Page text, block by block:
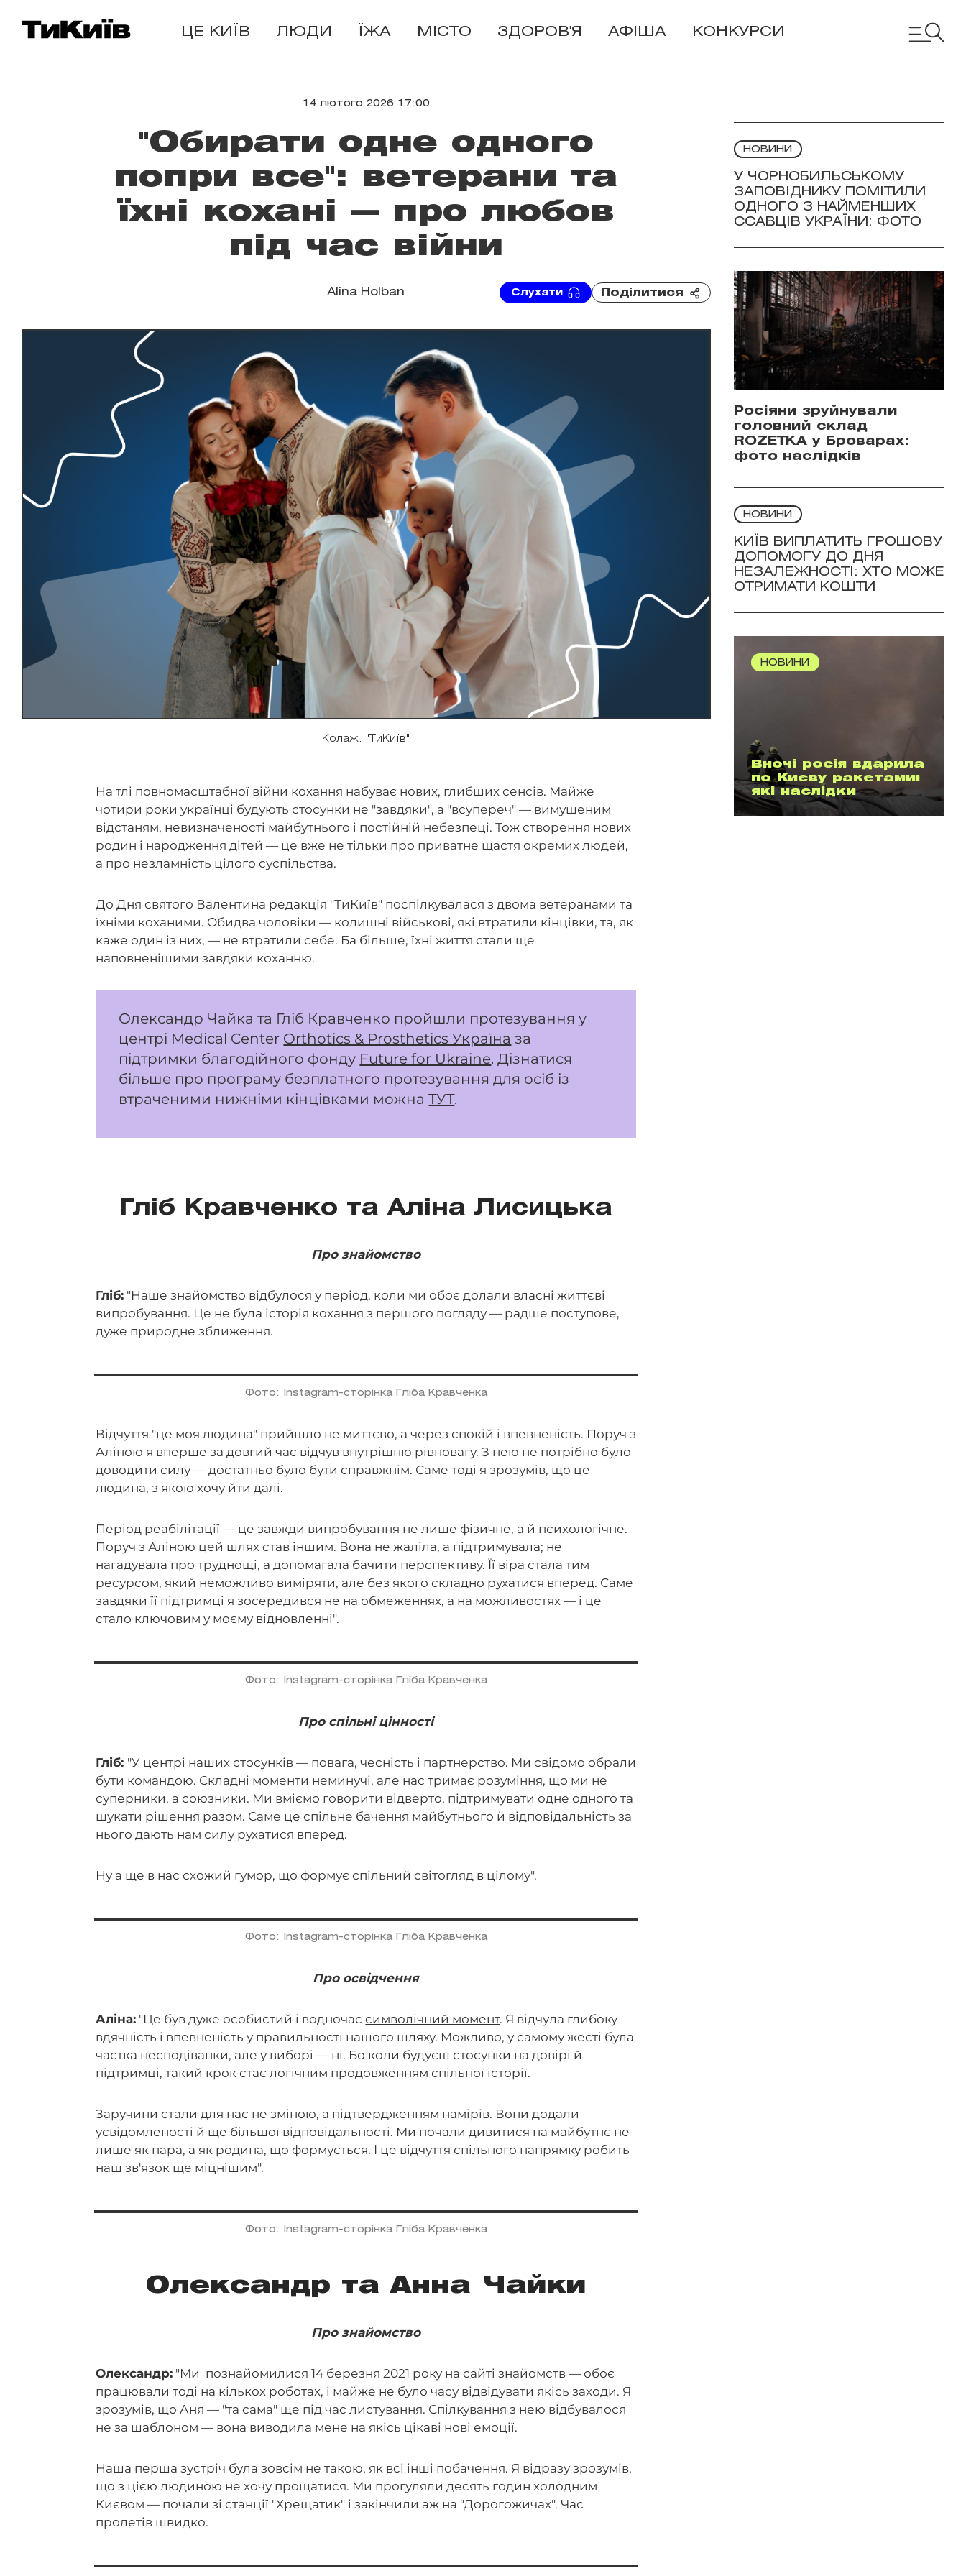
ЦЕ КИЇВ ЛЮДИ ЇЖА МІСТО ЗДОРОВ'Я АФІША КОНКУРСИ
14 лютого 2026 17:00
"Обирати одне одного
попри все": ветерани та
їхні кохані — про любов
під час війни
Alina Holban Слухати Поділитися
Колаж: "ТиКиїв"
На тлі повномасштабної війни кохання набуває нових, глибших сенсів. Майже
чотири роки українці будують стосунки не "завдяки", а "всупереч" — вимушеним
відстаням, невизначеності майбутнього і постійній небезпеці. Тож створення нових
родин і народження дітей — це вже не тільки про приватне щастя окремих людей,
а про незламність цілого суспільства.
До Дня святого Валентина редакція "ТиКиїв" поспілкувалася з двома ветеранами та
їхніми коханими. Обидва чоловіки — колишні військові, які втратили кінцівки, та, як
каже один із них, — не втратили себе. Ба більше, їхні життя стали ще
наповненішими завдяки коханню.
Олександр Чайка та Гліб Кравченко пройшли протезування у
центрі Medical Center Orthotics & Prosthetics Україна за
підтримки благодійного фонду Future for Ukraine. Дізнатися
більше про програму безплатного протезування для осіб із
втраченими нижніми кінцівками можнаТУТ.
Гліб Кравченко та Аліна Лисицька
Про знайомство
Гліб: "Наше знайомство відбулося у період, коли ми обоє долали власні життєві
випробування. Це не була історія кохання з першого погляду — радше поступове,
дуже природне зближення.
Фото: Instagram-сторінка Гліба Кравченка
Відчуття "це моя людина" прийшло не миттєво, а через спокій і впевненість. Поруч з
Аліною я вперше за довгий час відчув внутрішню рівновагу. З нею не потрібно було
доводити силу — достатньо було бути справжнім. Саме тоді я зрозумів, що це
людина, з якою хочу йти далі.
Період реабілітації — це завжди випробування не лише фізичне, а й психологічне.
Поруч з Аліною цей шлях став іншим. Вона не жаліла, а підтримувала; не
нагадувала про труднощі, а допомагала бачити перспективу. Її віра стала тим
ресурсом, який неможливо виміряти, але без якого складно рухатися вперед. Саме
завдяки її підтримці я зосередився не на обмеженнях, а на можливостях — і це
стало ключовим у моєму відновленні".
Фото: Instagram-сторінка Гліба Кравченка
Про спільні цінності
Гліб: "У центрі наших стосунків — повага, чесність і партнерство. Ми свідомо обрали
бути командою. Складні моменти неминучі, але нас тримає розуміння, що ми не
суперники, а союзники. Ми вміємо говорити відверто, підтримувати одне одного та
шукати рішення разом. Саме це спільне бачення майбутнього й відповідальність за
нього дають нам силу рухатися вперед.
Ну а ще в нас схожий гумор, що формує спільний світогляд в цілому".
Фото: Instagram-сторінка Гліба Кравченка
Про освідчення
Аліна: "Це був дуже особистий і водночассимволічний момент. Я відчула глибоку
вдячність і впевненість у правильності нашого шляху. Можливо, у самому жесті була
частка несподіванки, але у виборі — ні. Бо коли будуєш стосунки на довірі й
підтримці, такий крок стає логічним продовженням спільної історії.
Заручини стали для нас не зміною, а підтвердженням намірів. Вони додали
усвідомленості й ще більшої відповідальності. Ми почали дивитися на майбутнє не
лише як пара, а як родина, що формується. І це відчуття спільного напрямку робить
наш зв'язок ще міцнішим".
Фото: Instagram-сторінка Гліба Кравченка
Олександр та Анна Чайки
Про знайомство
Олександр: "Ми познайомилися 14 березня 2021 року на сайті знайомств — обоє
працювали тоді на кількох роботах, і майже не було часу відвідувати якісь заходи. Я
зрозумів, що Аня — "та сама" ще під час листування. Спілкування з нею відбувалося
не за шаблоном — вона виводила мене на якісь цікаві нові емоції.
Наша перша зустріч була зовсім не такою, як всі інші побачення. Я відразу зрозумів,
що з цією людиною не хочу прощатися. Ми прогуляли десять годин холодним
Києвом — почали зі станції "Хрещатик" і закінчили аж на "Дорогожичах". Час
пролетів швидко.
НОВИНИ
У ЧОРНОБИЛЬСЬКОМУ
ЗАПОВІДНИКУ ПОМІТИЛИ
ОДНОГО З НАЙМЕНШИХ
ССАВЦІВ УКРАЇНИ: ФОТО
Росіяни зруйнували
головний склад
ROZETKA у Броварах:
фото наслідків
НОВИНИ
КИЇВ ВИПЛАТИТЬ ГРОШОВУ
ДОПОМОГУ ДО ДНЯ
НЕЗАЛЕЖНОСТІ: ХТО МОЖЕ
ОТРИМАТИ КОШТИ
НОВИНИ
Вночі росія вдарила
по Києву ракетами:
які наслідки